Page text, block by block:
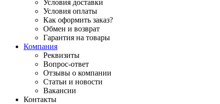
Условия доставки
Условия оплаты
Как оформить заказ?
Обмен и возврат
Гарантия на товары
Компания
Реквизиты
Вопрос-ответ
Отзывы о компании
Статьи и новости
Вакансии
Контакты